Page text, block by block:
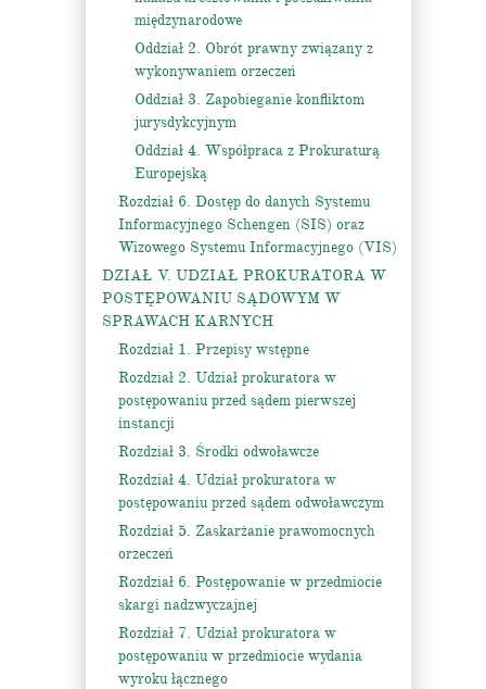
międzynarodowe
Oddział 2. Obrót prawny związany z
wykonywaniem orzeczeń
Oddział 3. Zapobieganie konfliktom
jurysdykcyjnym
Oddział 4. Współpraca z Prokuraturą
Europejską
Rozdział 6. Dostęp do danych Systemu
Informacyjnego Schengen (SIS) oraz
Wizowego Systemu Informacyjnego (VIS)
DZIAŁ V. UDZIAŁ PROKURATORA W
POSTĘPOWANIU SĄDOWYM W
SPRAWACH KARNYCH
Rozdział 1. Przepisy wstępne
Rozdział 2. Udział prokuratora w
postępowaniu przed sądem pierwszej
instancji
Rozdział 3. Środki odwoławcze
Rozdział 4. Udział prokuratora w
postępowaniu przed sądem odwoławczym
Rozdział 5. Zaskarżanie prawomocnych
orzeczeń
Rozdział 6. Postępowanie w przedmiocie
skargi nadzwyczajnej
Rozdział 7. Udział prokuratora w
postępowaniu w przedmiocie wydania
wyroku łącznego